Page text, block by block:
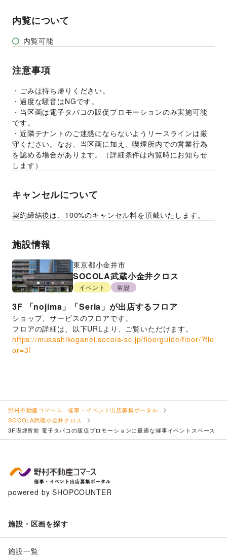
その他エンタメ・ガジェット
内覧について
内覧可能
注意事項
・ごみは持ち帰りください。
・過度な騒音はNGです。
・当区画は電子タバコの販促プロモーションのみ実施可能
です。
・近隣テナントのご迷惑にならないようリースラインは厳
守ください。なお、当区画に加え、喫煙所内での営業行為
を認める場合があります。（詳細条件は内覧時にお知らせ
します）
キャンセルについて
契約締結後は、100%のキャンセル料を頂戴いたします。
施設情報
東京都小金井市
SOCOLA武蔵小金井クロス
イベント 常設
3F 「nojima」「Seria」が出店するフロア
ショップ、サービスのフロアです。
フロアの詳細は、以下URLより、ご覧いただけます。
https://musashikoganei.socola-sc.jp/floorguide/floor/?flo
or=3f
野村不動産コマース 催事・イベント出店募集ポータル
SOCOLA武蔵小金井クロス
3F喫煙所前 電子タバコの販促プロモーションに最適な催事イベントスペース
powered by SHOPCOUNTER
施設・区画を探す
施設一覧